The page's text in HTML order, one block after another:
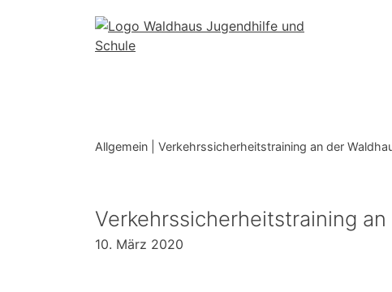
Allgemein Verkehrssicherheitstraining an der
Verkehrssicherheitstraining
10. März 2020